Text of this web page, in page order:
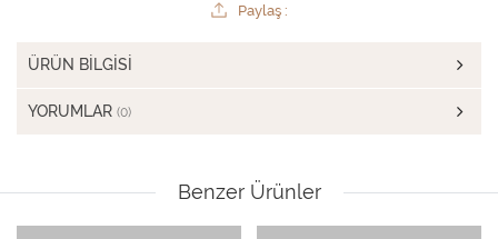
Paylaş :
ÜRÜN BILGISI
YORUMLAR (0)
Benzer Ürünler